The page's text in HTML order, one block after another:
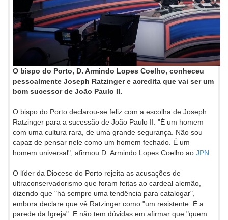
O bispo do Porto, D. Armindo Lopes Coelho, conheceu
pessoalmente Joseph Ratzinger e acredita que vai ser um
bom sucessor de João Paulo II.
O bispo do Porto declarou-se feliz com a escolha de Joseph
Ratzinger para a sucessão de João Paulo II. "É um homem
com uma cultura rara, de uma grande segurança. Não sou
capaz de pensar nele como um homem fechado. É um
homem universal", afirmou D. Armindo Lopes Coelho ao JPN
O líder da Diocese do Porto rejeita as acusações de
ultraconservadorismo que foram feitas ao cardeal alemão,
dizendo que "há sempre uma tendência para catalogar",
embora declare que vê Ratzinger como "um resistente. É a
parede da Igreja". E não tem dúvidas em afirmar que "quem